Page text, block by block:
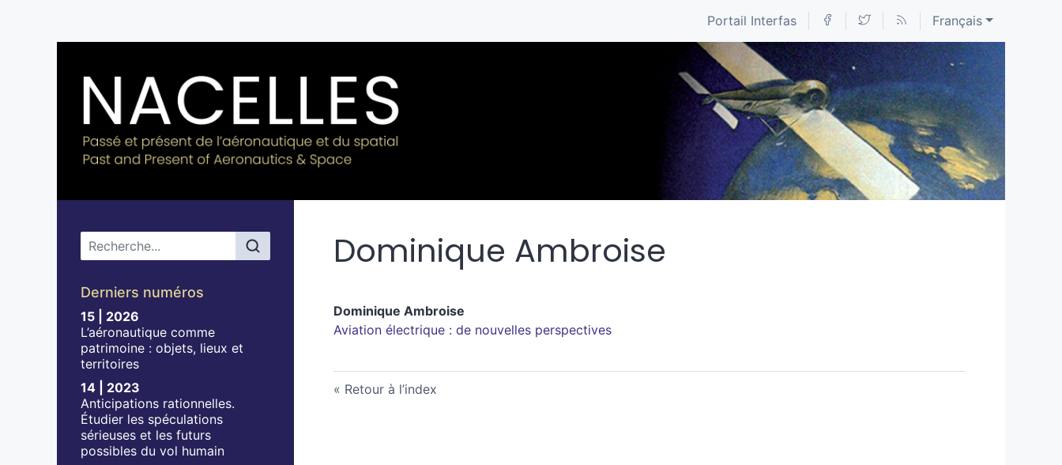
Portail Interfas Français
Menu principal
Derniers numéros
15 | 2026
L’aéronautique comme
patrimoine : objets, lieux et
territoires
14 | 2023
Anticipations rationnelles.
Étudier les spéculations
sérieuses et les futurs
possibles du vol humain
Dominique Ambroise
Dominique Ambroise
Aviation électrique : de nouvelles perspectives
Retour à l’index